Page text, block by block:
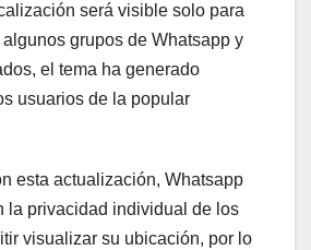
será visible solo para
algunos grupos de Whatsapp y
el tema ha generado
usuarios de la popular
esta actualización, Whatsapp
la privacidad individual de los
visualizar su ubicación, por lo